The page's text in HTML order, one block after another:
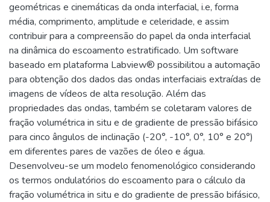
geométricas e cinemáticas da onda interfacial, i.e, forma
média, comprimento, amplitude e celeridade, e assim
contribuir para a compreensão do papel da onda interfacial
na dinâmica do escoamento estratificado. Um software
baseado em plataforma Labview® possibilitou a automação
para obtenção dos dados das ondas interfaciais extraídas de
imagens de vídeos de alta resolução. Além das
propriedades das ondas, também se coletaram valores de
fração volumétrica in situ e de gradiente de pressão bifásico
para cinco ângulos de inclinação (-20°, -10°, 0°, 10° e 20°)
em diferentes pares de vazões de óleo e água.
Desenvolveu-se um modelo fenomenológico considerando
os termos ondulatórios do escoamento para o cálculo da
fração volumétrica in situ e do gradiente de pressão bifásico,